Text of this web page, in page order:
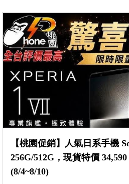
【桃園促銷】人氣日系手機
256G/512G，現貨特價
(8/4~8/10)